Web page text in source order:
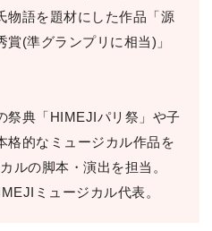
物語を題材にした作品「源
(準グランプリに相当)」
祭典「HIMEJIパリ祭」や子
格的なミュージカル作品を
ルの脚本・演出を担当。
ミュージカル代表。